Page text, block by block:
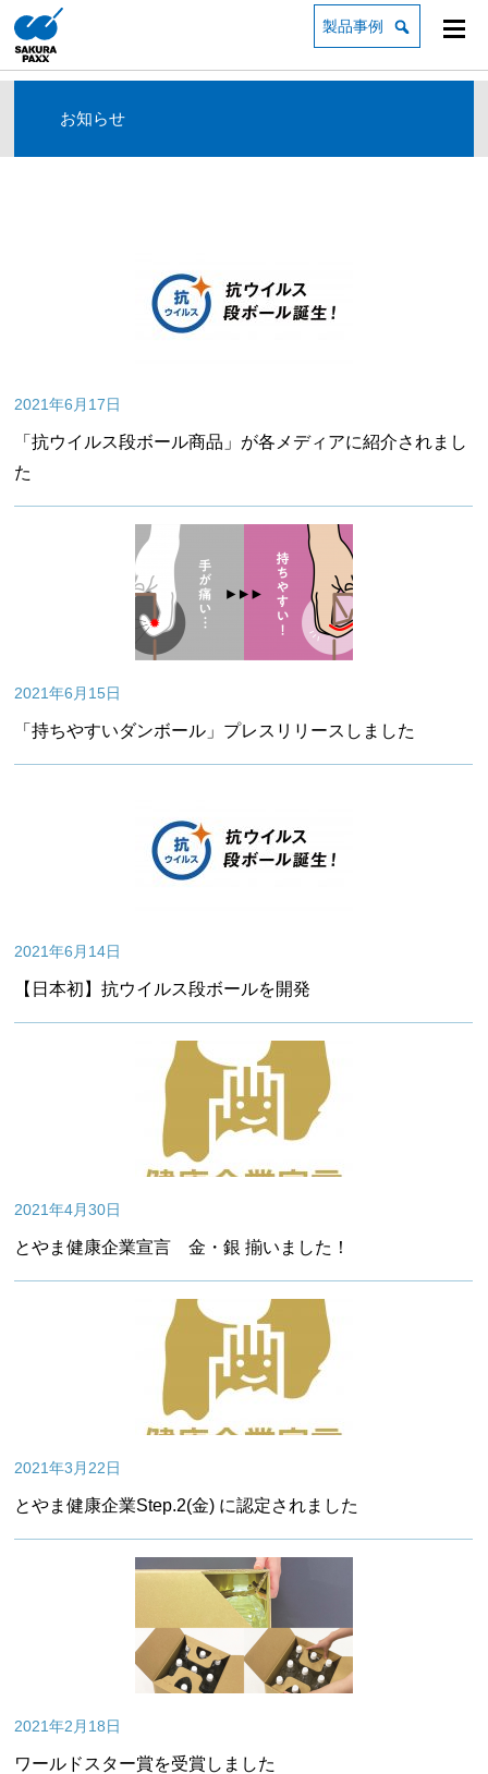
製品事例
お知らせ
2021年6月17日
「抗ウイルス段ボール商品」が各メディアに紹介されまし
た
2021年6月15日
「持ちやすいダンボール」プレスリリースしました
2021年6月14日
【⽇本初】抗ウイルス段ボールを開発
2021年4月30日
とやま健康企業宣言 金・銀 揃いました！
2021年3月22日
とやま健康企業Step.2(金) に認定されました
2021年2月18日
ワールドスター賞を受賞しました